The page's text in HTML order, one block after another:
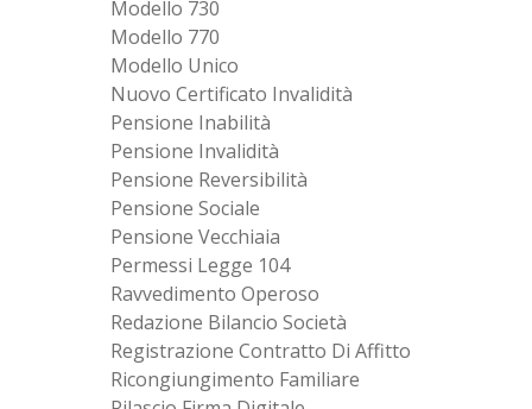
Modello 730
Modello 770
Modello Unico
Nuovo Certificato Invalidità
Pensione Inabilità
Pensione Invalidità
Pensione Reversibilità
Pensione Sociale
Pensione Vecchiaia
Permessi Legge 104
Ravvedimento Operoso
Redazione Bilancio Società
Registrazione Contratto Di Affitto
Ricongiungimento Familiare